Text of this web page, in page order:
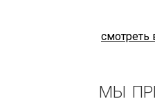
смотреть
МЫ